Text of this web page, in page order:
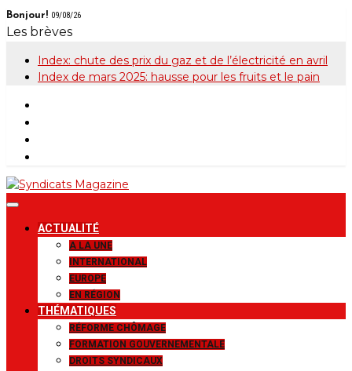
Skip
to
Bonjour! 09/08/26
Les brèves
Index: chute des prix du gaz et de l’électricité en avril
Index de mars 2025: hausse pour les fruits et le pain
Syndicats
Magazine
Le magazine de la FGTB
ACTUALITÉ
A LA UNE
INTERNATIONAL
EUROPE
EN RÉGION
THÉMATIQUES
RÉFORME CHÔMAGE
FORMATION GOUVERNEMENTALE
DROITS SYNDICAUX